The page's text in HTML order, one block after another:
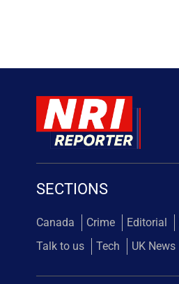
SECTIONS
Canada Crime Editorial
Talk to us
Tech UK News